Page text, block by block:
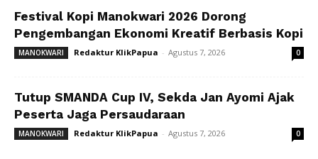
Festival Kopi Manokwari 2026 Dorong
Pengembangan Ekonomi Kreatif Berbasis Kopi
MANOKWARI Redaktur KlikPapua - Agustus 7, 2026 0
Tutup SMANDA Cup IV, Sekda Jan Ayomi Ajak
Peserta Jaga Persaudaraan
MANOKWARI Redaktur KlikPapua - Agustus 7, 2026 0